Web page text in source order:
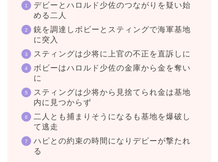
デビーとハロルド少佐のつながりを疑い始
める二人
銃を調達しボビーとスティングで海軍基地
に突入
スティングは少将に上官の不正を直訴しに
ボビーはハロルド少佐の金庫から金を奪い
に
スティングは少将から見捨てられ金は基地
内に見つからず
二人とも捕まりそうになるも基地を爆破し
て逃走
ハピとの約束の時間になりデビーが撃たれ
る